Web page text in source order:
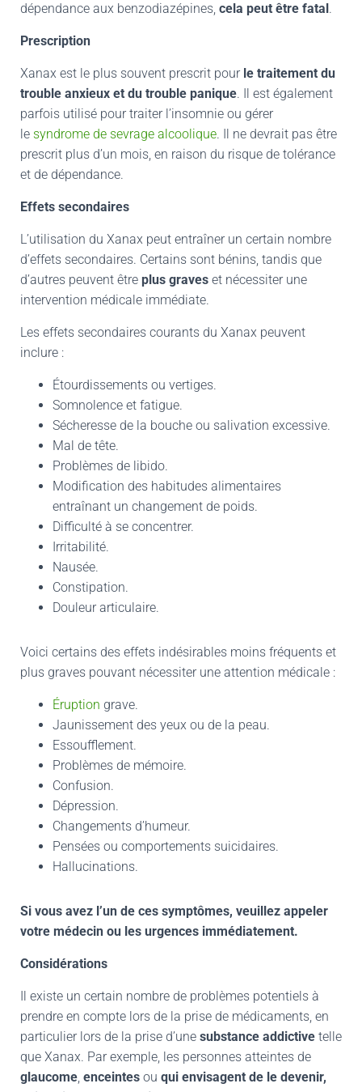
dépendance aux benzodiazépines, cela peut être fatal.
Prescription
Xanax est le plus souvent prescrit pour le traitement du
trouble anxieux et du trouble panique. Il est également
parfois utilisé pour traiter l’insomnie ou gérer
le syndrome de sevrage alcoolique. Il ne devrait pas être
prescrit plus d’un mois, en raison du risque de tolérance
et de dépendance.
Effets secondaires
L’utilisation du Xanax peut entraîner un certain nombre
d’effets secondaires. Certains sont bénins, tandis que
d’autres peuvent être plus graves et nécessiter une
intervention médicale immédiate.
Les effets secondaires courants du Xanax peuvent
inclure :
Étourdissements ou vertiges.
Somnolence et fatigue.
Sécheresse de la bouche ou salivation excessive.
Mal de tête.
Problèmes de libido.
Modification des habitudes alimentaires
entraînant un changement de poids.
Difficulté à se concentrer.
Irritabilité.
Nausée.
Constipation.
Douleur articulaire.
Voici certains des effets indésirables moins fréquents et
plus graves pouvant nécessiter une attention médicale :
Éruption grave.
Jaunissement des yeux ou de la peau.
Essoufflement.
Problèmes de mémoire.
Confusion.
Dépression.
Changements d’humeur.
Pensées ou comportements suicidaires.
Hallucinations.
Si vous avez l’un de ces symptômes, veuillez appeler
votre médecin ou les urgences immédiatement.
Considérations
Il existe un certain nombre de problèmes potentiels à
prendre en compte lors de la prise de médicaments, en
particulier lors de la prise d’une substance addictive telle
que Xanax. Par exemple, les personnes atteintes de
glaucome, enceintes ou qui envisagent de le devenir,